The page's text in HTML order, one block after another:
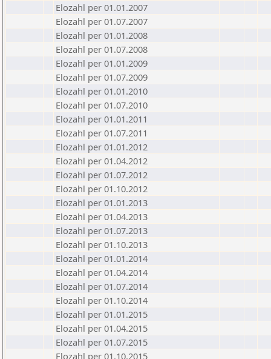
Elozahl per 01.01.2007
Elozahl per 01.07.2007
Elozahl per 01.01.2008
Elozahl per 01.07.2008
Elozahl per 01.01.2009
Elozahl per 01.07.2009
Elozahl per 01.01.2010
Elozahl per 01.07.2010
Elozahl per 01.01.2011
Elozahl per 01.07.2011
Elozahl per 01.01.2012
Elozahl per 01.04.2012
Elozahl per 01.07.2012
Elozahl per 01.10.2012
Elozahl per 01.01.2013
Elozahl per 01.04.2013
Elozahl per 01.07.2013
Elozahl per 01.10.2013
Elozahl per 01.01.2014
Elozahl per 01.04.2014
Elozahl per 01.07.2014
Elozahl per 01.10.2014
Elozahl per 01.01.2015
Elozahl per 01.04.2015
Elozahl per 01.07.2015
Elozahl per 01.10.2015